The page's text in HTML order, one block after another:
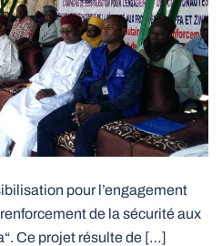
pour l’engagement
de la sécurité aux
Ce projet résulte de […]